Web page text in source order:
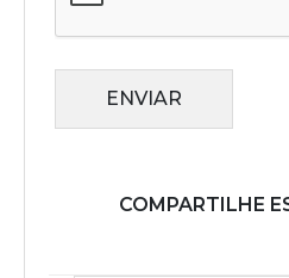
ENVIAR
COMPARTILHE